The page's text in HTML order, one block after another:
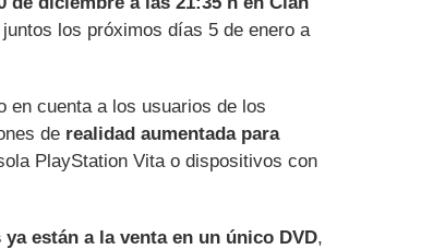
los próximos días 5 de enero a
en cuenta a los usuarios de los
de realidad aumentada para
PlayStation Vita o dispositivos con
están a la venta en un único DVD,